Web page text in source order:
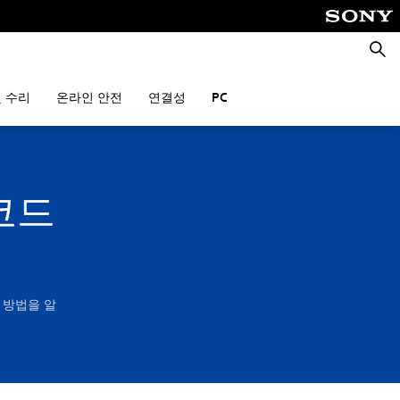
검
색
수리 온라인 안전 연결성 PC
드
법을 알